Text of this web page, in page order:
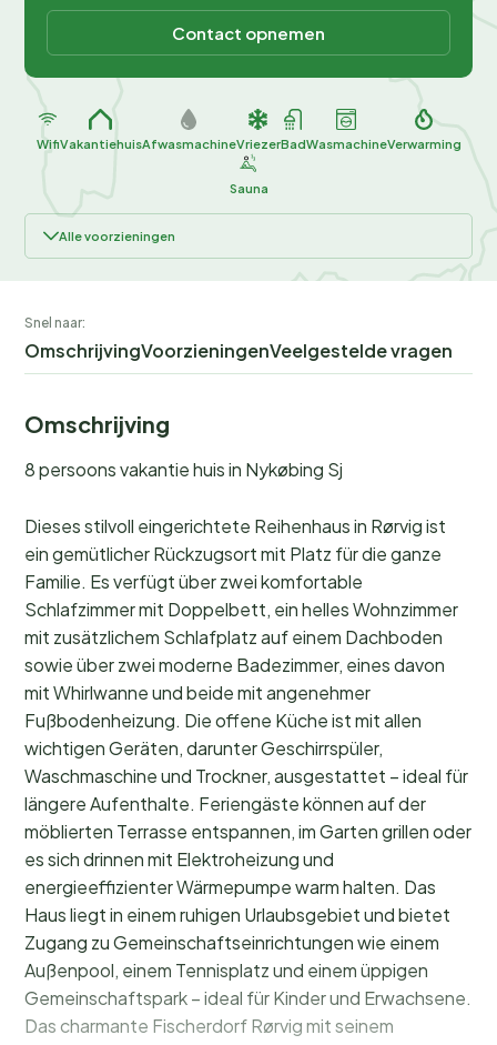
Contact opnemen
WifiVakantiehuisAfwasmachineVriezerBadWasmachineVerwarming
Sauna
Alle voorzieningen
Snel naar:
OmschrijvingVoorzieningenVeelgestelde vragen
Omschrijving
8 persoons vakantie huis in Nykøbing Sj
Dieses stilvoll eingerichtete Reihenhaus in Rørvig ist
ein gemütlicher Rückzugsort mit Platz für die ganze
Familie. Es verfügt über zwei komfortable
Schlafzimmer mit Doppelbett, ein helles Wohnzimmer
mit zusätzlichem Schlafplatz auf einem Dachboden
sowie über zwei moderne Badezimmer, eines davon
mit Whirlwanne und beide mit angenehmer
Fußbodenheizung. Die offene Küche ist mit allen
wichtigen Geräten, darunter Geschirrspüler,
Waschmaschine und Trockner, ausgestattet – ideal für
längere Aufenthalte. Feriengäste können auf der
möblierten Terrasse entspannen, im Garten grillen oder
es sich drinnen mit Elektroheizung und
energieeffizienter Wärmepumpe warm halten. Das
Haus liegt in einem ruhigen Urlaubsgebiet und bietet
Zugang zu Gemeinschaftseinrichtungen wie einem
Außenpool, einem Tennisplatz und einem üppigen
Gemeinschaftspark – ideal für Kinder und Erwachsene.
Das charmante Fischerdorf Rørvig mit seinem